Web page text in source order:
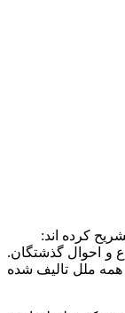
كرده اند:
و احوال گذشتگان.
همه ملل تالیف شده